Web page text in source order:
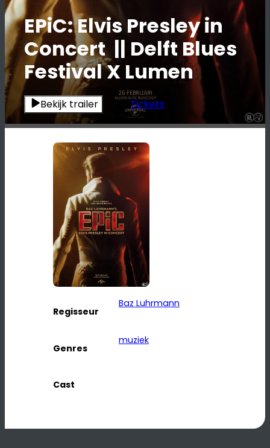
EPiC: Elvis Presley in
Concert || Delft Blues
Festival X Lumen
Bekijk trailer Tickets
Regisseur
Baz Luhrmann
Genres
muziek
Cast